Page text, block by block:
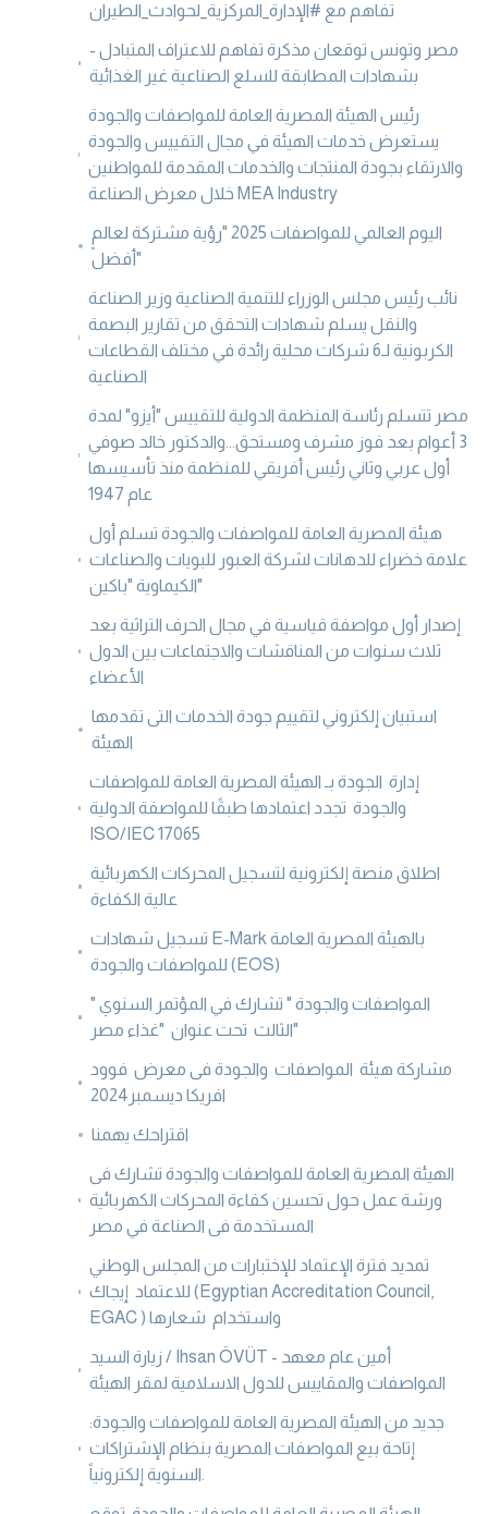
تفاهم مع #الإدارة_المركزية_لحوادث_الطيران
- مصر وتونس توقعان مذكرة تفاهم للاعتراف المتبادل
بشهادات المطابقة للسلع الصناعية غير الغذائية
رئيس الهيئة المصرية العامة للمواصفات والجودة
يستعرض خدمات الهيئة في مجال التقييس والجودة
والارتقاء بجودة المنتجات والخدمات المقدمة للمواطنين
خلال معرض الصناعة MEA Industry
اليوم العالمي للمواصفات 2025 "رؤية مشتركة لعالمٍ
أفضل"
نائب رئيس مجلس الوزراء للتنمية الصناعية وزير الصناعة
والنقل يسلم شهادات التحقق من تقارير البصمة
الكربونية لـ6 شركات محلية رائدة في مختلف القطاعات
الصناعية
مصر تتسلم رئاسة المنظمة الدولية للتقييس "أيزو" لمدة
3 أعوام بعد فوز مشرف ومستحق...والدكتور خالد صوفي
أول عربي وثاني رئيس أفريقي للمنظمة منذ تأسيسها
عام 1947
هيئة المصرية العامة للمواصفات والجودة تسلم أول
علامة خضراء للدهانات لشركة العبور للبويات والصناعات
الكيماوية "باكين"
إصدار أول مواصفة قياسية في مجال الحرف التراثية بعد
ثلاث سنوات من المناقشات والاجتماعات بين الدول
الأعضاء
استبيان إلكتروني لتقييم جودة الخدمات التى تقدمها
الهيئة
إدارة الجودة بـ الهيئة المصرية العامة للمواصفات
والجودة تجدد اعتمادها طبقًا للمواصفة الدولية
ISO/IEC 17065
اطلاق منصة إلكترونية لتسجيل المحركات الكهربائية
عالية الكفاءة
تسجيل شهادات E-Mark بالهيئة المصرية العامة
للمواصفات والجودة (EOS)
" المواصفات والجودة " تشارك في المؤتمر السنوي
الثالث تحت عنوان "غذاء مصر"
مشاركة هيئة المواصفات والجودة فى معرض فوود
افريكا ديسمبر2024
اقتراحك يهمنا
الهيئة المصرية العامة للمواصفات والجودة تشارك فى
ورشة عمل حول تحسين كفاءة المحركات الكهربائية
تمديد فترة الإعتماد للإختبارات من المجلس الوطني
للاعتماد إيجاك (Egyptian Accreditation Council,
EGAC ) واستخدام شعارها
زيارة السيد / Ihsan ÖVÜT - أمين عام معهد
المواصفات والمقاييس للدول الاسلامية لمقر الهيئة
جديد من الهيئة المصرية العامة للمواصفات والجودة:
إتاحة بيع المواصفات المصرية بنظام الإشتراكات
السنوية إلكترونياً.